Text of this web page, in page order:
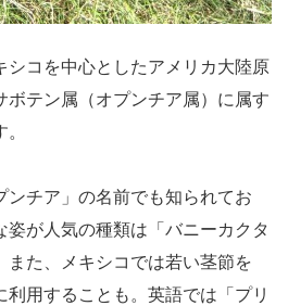
シコを中心としたアメリカ大陸原
ボテン属（オプンチア属）に属す
ンチア」の名前でも知られてお
姿が人気の種類は「バニーカクタ
また、メキシコでは若い茎節を
利用することも。英語では「プリ